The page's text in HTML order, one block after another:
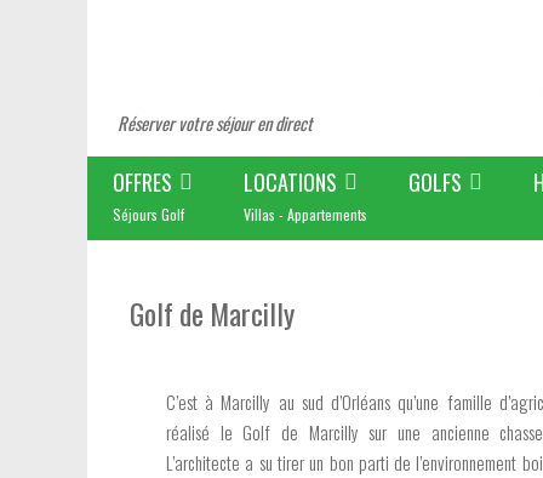
Réserver votre séjour en direct
OFFRES
Séjours Golf
LOCATIONS
Villas - Appartements
GOLFS
Golf de Marcilly
C’est à Marcilly au sud d’Orléans qu’une famille
réalisé le Golf de Marcilly sur une ancienne
L’architecte a su tirer un bon parti de l’environnement